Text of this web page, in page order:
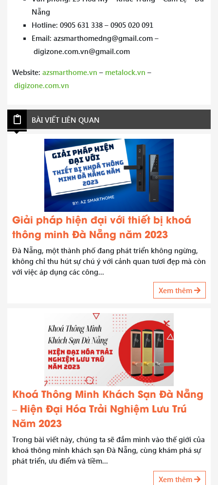
Nẵng
Hotline: 0905 631 338 – 0905 020 091
Email: azsmarthomedng@gmail.com –
digizone.com.vn@gmail.com
Website: azsmarthome.vn – metalock.vn –
digizone.com.vn
BÀI VIẾT LIÊN QUAN
Giải pháp hiện đại với thiết bị khoá
thông minh Đà Nẵng năm 2023
Đà Nẵng, một thành phố đang phát triển không ngừng,
không chỉ thu hút sự chú ý với cảnh quan tươi đẹp mà còn
với việc áp dụng các công...
Xem thêm
Khoá Thông Minh Khách Sạn Đà Nẵng
– Hiện Đại Hóa Trải Nghiệm Lưu Trú
Năm 2023
Trong bài viết này, chúng ta sẽ đắm mình vào thế giới của
khoá thông minh khách sạn Đà Nẵng, cùng khám phá sự
phát triển, ưu điểm và tiềm...
Xem thêm